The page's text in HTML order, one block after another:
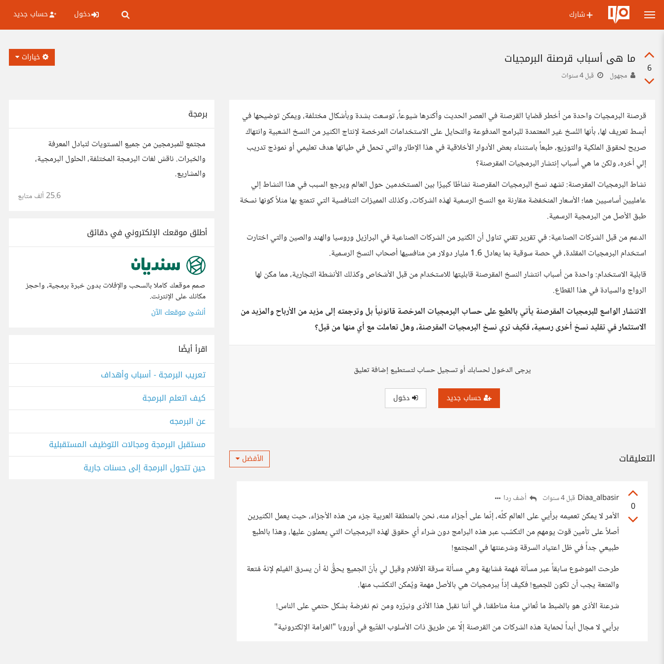
شارك دخول حساب جديد
6
ما هي أسباب قرصنة البرمجيات
مجهول قبل 4 سنوات
خيارات
قرصنة البرمجيات واحدة من أخطر قضايا القرصنة في العصر الحديث وأكثرها شيوعاً، توسعت بشدة وبأشكال مختلفة، ويمكن توضيحها في
أبسط تعريف لها، بأنها النُسخ غير المعتمدة للبرامج المدفوعة والتحايل على الاستخدامات المرخصة لإنتاج الكثير من النسخ الشعبية وانتهاك
صريح لحقوق الملكية والتوزيع، طبعاً باستثناء بعض الأدوار الأخلاقية في هذا الإطار والتي تحمل في طياتها هدف تعليمي أو نموذج تدريب
إلي أخره، ولكن ما هي أسباب إنتشار البرمجيات المقرصنة؟
نشاط البرمجيات المقرصنة: تشهد نسخ البرمجيات المقرصنة نشاطًا كبيرًا بين المستخدمين حول العالم ويرجع السبب في هذا النشاط إلي
عامليين أساسيين هما؛ الأسعار المنخفضة مقارنة مع النسخ الرسمية لهذه الشركات، وكذلك المميزات التنافسية التي تتمتع بها مثلاً كونها نسخة
طبق الأصل من البرمجية الرسمية.
الدعم من قبل الشركات الصناعية: في تقرير تقني تناول أن الكثير من الشركات الصناعية في البرازيل وروسيا والهند والصين والتي اختارت
استخدام البرمجيات المقلدة، في حصة سوقية بما يعادل 1.6 مليار دولار من منافسيها أصحاب النسخ الرسمية.
قابلية الاستخدام: واحدة من أسباب انتشار النسخ المقرصنة قابليتها للاستخدام من قبل الأشخاص وكذلك الأنشطة التجارية، مما مكن لها
الرواج والسيادة في هذا القطاع.
الانتشار الواسع للبرمجيات المقرصنة يأتي بالطبع على حساب البرمجيات المرخصة قانونياً بل وترجمته إلى مزيد من الأرباح والمزيد من
الاستثمار في تقليد نسخ أخرى رسمية، فكيف تري نسخ البرمجيات المقرصنة، وهل تعاملت مع أي منها من قبل؟
يرجى الدخول لحسابك أو تسجيل حساب لتستطيع إضافة تعليق
حساب جديد دخول
التعليقات الأفضل
0
Diaa_albasir قبل 4 سنوات أضف ردا
الأمر لا يمكن تعميمه برأيي على العالم كلّه، إنّما على أجزاء منه، نحن بالمنطقة العربية جزء من هذه الأجزاء، حيث يعمل الكثيرين
أصلاً على تأمين قوت يومهم من التكسّب عبر هذه البرامج دون شراء أي حقوق لهذه البرمجيات التي يعملون عليها، وهذا بالطبع
طبيعي جداً في ظل اعتياد السرقة وشرعنتها في المجتمع!
طرحت الموضوع سابقاً عبر مسألة مُهمة مُشابهة وهي مسألة سرقة الأفلام وقيل لي بأنّ الجميع يحقُّ لهُ أن يسرق الفيلم لإنهُ مُتعة
والمتعة يجب أن تكون للجميع! فكيف إذاً ببرمجيات هي بالأصل مهمة ويُمكن التكسّب منها.
شرعنة الأذى هو بالضبط ما تُعاني منهُ مناطقنا، في أننا نقبل هذا الأذى ونبرّره ومن ثم نفرضهُ بشكل حتمي على الناس!
برأيي لا مجال أبداً لحماية هذه الشركات من القرصنة إلّا عن طريق ذات الأسلوب المُتّبع في أوروبا "الغرامة الإلكترونية"
برمجة
مجتمع للمبرمجين من جميع المستويات لتبادل المعرفة
والخبرات. ناقش لغات البرمجة المختلفة، الحلول البرمجية،
والمشاريع.
25.6 ألف متابع
أطلق موقعك الإلكتروني في دقائق
صمم موقعك كاملا بالسحب والإفلات بدون خبرة برمجية، واحجز
مكانك على الإنترنت.
أنشئ موقعك الآن
اقرأ أيضًا
تعريب البرمجة - أسباب وأهداف
كيف اتعلم البرمجة
عن البرمجه
مستقبل البرمجة ومجالات التوظيف المستقبلية
حين تتحول البرمجة إلى حسنات جارية